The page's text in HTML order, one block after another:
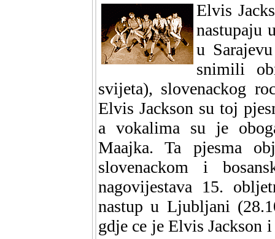
Elvis
nastupaju
u
snimili
svijeta), slovenackog
Elvis Jackson su toj
a vokalima su je
Maajka. Ta pjesma
slovenackom i
nagovijestava 15.
nastup u Ljubljani
gdje ce je Elvis Jackson